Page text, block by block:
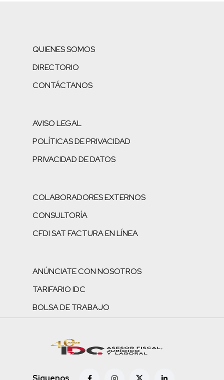
QUIENES SOMOS
DIRECTORIO
CONTÁCTANOS
AVISO LEGAL
POLÍTICAS DE PRIVACIDAD
PRIVACIDAD DE DATOS
COLABORADORES EXTERNOS
CONSULTORÍA
CFDI SAT FACTURA EN LÍNEA
ANÚNCIATE CON NOSOTROS
TARIFARIO IDC
BOLSA DE TRABAJO